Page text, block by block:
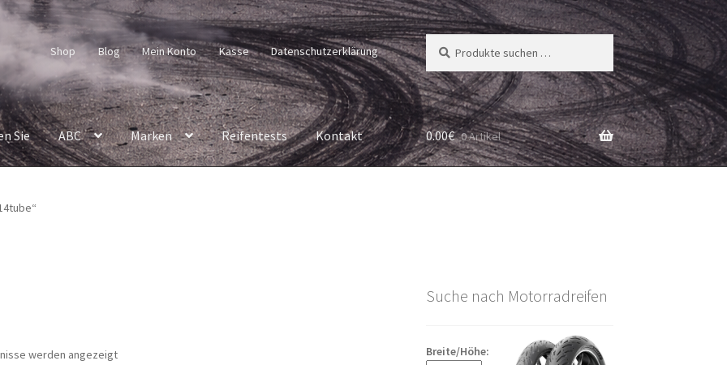
Shop Blog Mein Konto Kasse Datenschutzerklärung
Suchen
nach:
Suchen
Sie ABC Marken Reifentests Kontakt 0.00€ 0 Artikel
werden angezeigtNach
Suche nach Motorradreifen
Breite/Höhe: